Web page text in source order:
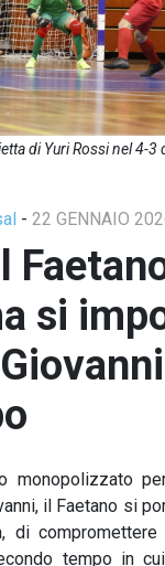
di Yuri Rossi nel 4-3
- 22 GENNAIO
si
monopolizzato
il Faetano si
di
tempo in